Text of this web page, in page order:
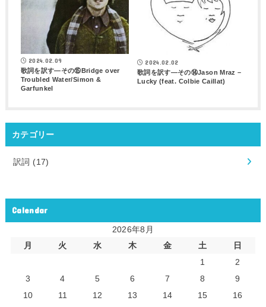
2024.02.09
歌詞を訳す―その⑮Bridge over
Troubled Water/Simon &
Garfunkel
2024.02.02
歌詞を訳す―その⑭Jason Mraz –
Lucky (feat. Colbie Caillat)
カテゴリー
訳詞 (17)
Calendar
2026年8月
月
火 水 木 金 土
日
1
2
3
4 5 6 7 8
9
10
11 12 13 14 15 16